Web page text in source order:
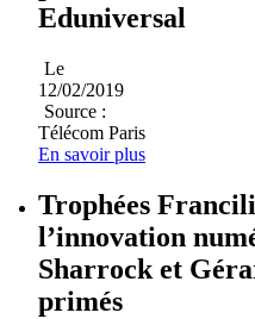
Eduniversal
Le
12/02/2019
Source :
Télécom Paris
En savoir plus
Trophées
l’innovation
Sharrock et
primés